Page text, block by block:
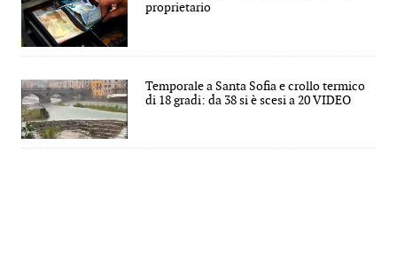
proprietario
Temporale a Santa Sofia e crollo termico
di 18 gradi: da 38 si è scesi a 20 VIDEO